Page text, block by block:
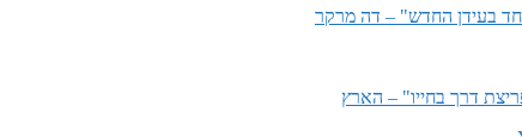
בעידן החדש" – דה מרקר
דרך בחייו" – הארץ